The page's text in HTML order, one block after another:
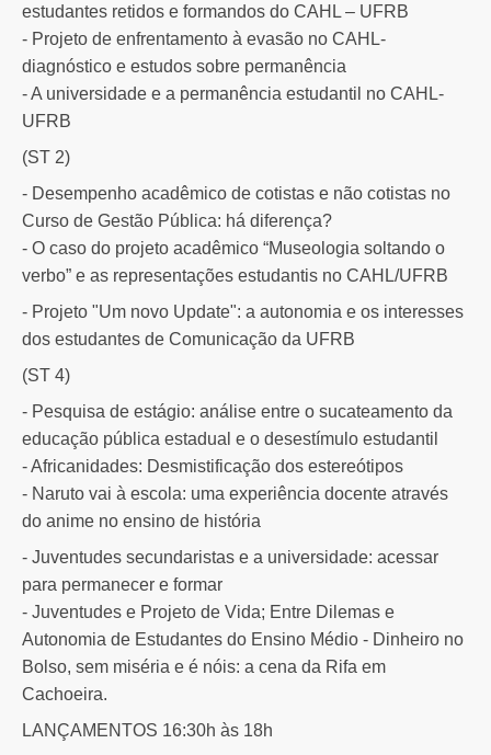
estudantes retidos e formandos do CAHL – UFRB
- Projeto de enfrentamento à evasão no CAHL-
diagnóstico e estudos sobre permanência
- A universidade e a permanência estudantil no CAHL-
UFRB
(ST 2)
- Desempenho acadêmico de cotistas e não cotistas no
Curso de Gestão Pública: há diferença?
- O caso do projeto acadêmico “Museologia soltando o
verbo” e as representações estudantis no CAHL/UFRB
- Projeto "Um novo Update": a autonomia e os interesses
dos estudantes de Comunicação da UFRB
(ST 4)
- Pesquisa de estágio: análise entre o sucateamento da
educação pública estadual e o desestímulo estudantil
- Africanidades: Desmistificação dos estereótipos
- Naruto vai à escola: uma experiência docente através
do anime no ensino de história
- Juventudes secundaristas e a universidade: acessar
para permanecer e formar
- Juventudes e Projeto de Vida; Entre Dilemas e
Autonomia de Estudantes do Ensino Médio - Dinheiro no
Bolso, sem miséria e é nóis: a cena da Rifa em
Cachoeira.
LANÇAMENTOS 16:30h às 18h